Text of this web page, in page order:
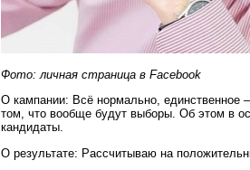
Фото: личная страница в Facebook
О кампании: Всё нормально, единственное
том, что вообще будут выборы. Об этом в
кандидаты.
О результате: Рассчитываю на